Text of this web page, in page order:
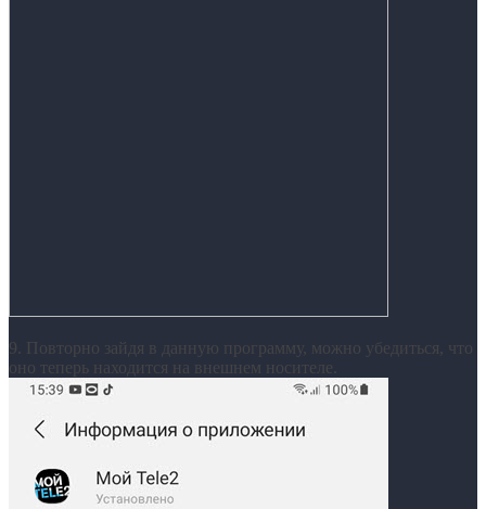
9. Повторно зайдя в данную программу, можно убедиться, что
оно теперь находится на внешнем носителе.